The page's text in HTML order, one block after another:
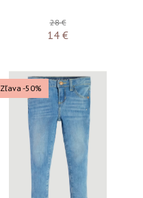
28 €
14 €
Zľava -50%